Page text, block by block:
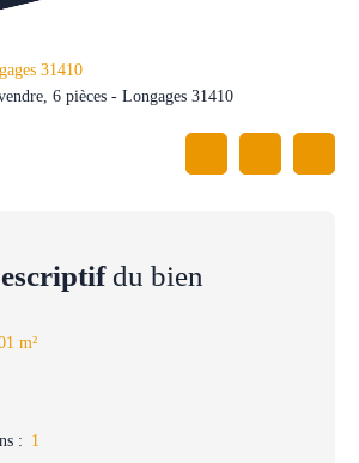
31410
6 pièces - Longages 31410
du bien
m²
: 1